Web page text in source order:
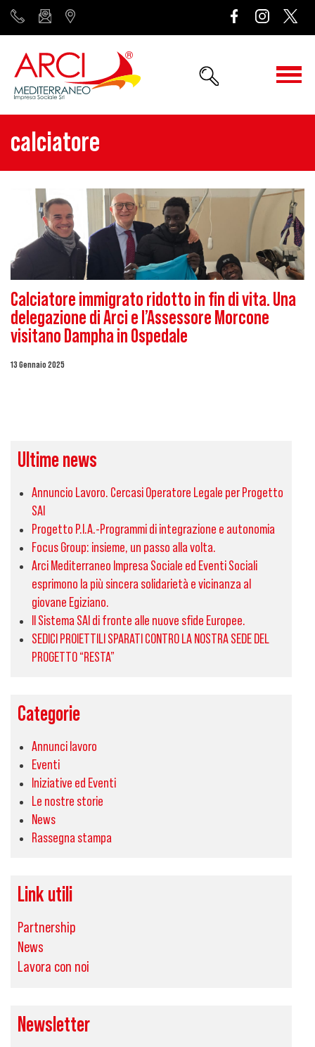
calciatore
Calciatore immigrato ridotto in fin di vita. Una
delegazione di Arci e l’Assessore Morcone
visitano Dampha in Ospedale
13 Gennaio 2025
Ultime news
Annuncio Lavoro. Cercasi Operatore Legale per Progetto
SAI
Progetto P.I.A.-Programmi di integrazione e autonomia
Focus Group: insieme, un passo alla volta.
Arci Mediterraneo Impresa Sociale ed Eventi Sociali
esprimono la più sincera solidarietà e vicinanza al
giovane Egiziano.
Il Sistema SAI di fronte alle nuove sfide Europee.
SEDICI PROIETTILI SPARATI CONTRO LA NOSTRA SEDE DEL
PROGETTO “RESTA”
Categorie
Annunci lavoro
Eventi
Iniziative ed Eventi
Le nostre storie
News
Rassegna stampa
Link utili
Partnership
News
Lavora con noi
Newsletter